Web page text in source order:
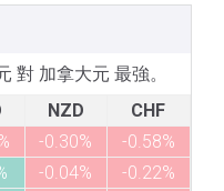
對 加拿大元 最強。
NZD
CHF
-0.30%
-0.58%
-0.04%
-0.22%